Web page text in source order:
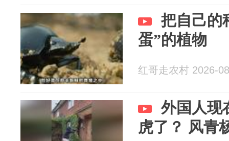
把自己的
蛋”的植物
红哥走农村 2026-
外国人现
虎了？ 风青